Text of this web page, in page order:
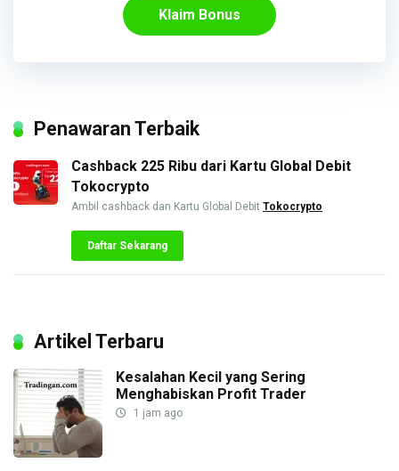
Klaim Bonus
Penawaran Terbaik
Cashback 225 Ribu dari Kartu Global Debit
Tokocrypto
Ambil cashback dan Kartu Global Debit Tokocrypto
Daftar Sekarang
Artikel Terbaru
Kesalahan Kecil yang Sering
Menghabiskan Profit Trader
1 jam ago